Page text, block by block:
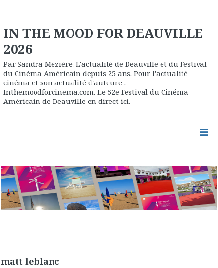
IN THE MOOD FOR DEAUVILLE
2026
Par Sandra Mézière. L'actualité de Deauville et du Festival
du Cinéma Américain depuis 25 ans. Pour l'actualité
cinéma et son actualité d'auteure :
Inthemoodforcinema.com. Le 52e Festival du Cinéma
Américain de Deauville en direct ici.
matt leblanc